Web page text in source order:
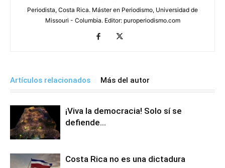
Periodista, Costa Rica. Máster en Periodismo, Universidad de
Missouri - Columbia. Editor: puroperiodismo.com
Artículos relacionados Más del autor
¡Viva la democracia! Solo sí se
defiende…
Costa Rica no es una dictadura